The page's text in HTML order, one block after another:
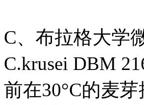
C、布拉格大学
C.krusei DBM
前在30°C的麦